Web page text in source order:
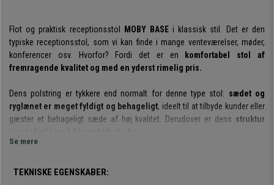
Flot og praktisk receptionsstol MOBY BASEi klassisk stil. Det er den
typiske receptionsstol, som vi kan finde i mange venteværelser, møder,
konferencer osv. Hvorfor? Fordi det er en
komfortabel stol af
fremragende kvalitet og med en yderst rimelig pris.
Dens polstring er tykkere end normalt for denne type stol: sædet og
ryglænet er meget fyldigt og behageligt, ideelt til at tilbyde kunder eller
gæster et behageligt sæde af høj kvalitet. Derudover er dens struktur
Det er værd at nævne den
presset ind i en tæt form, så hvert enkelt stykke har den nøjagtige form
Se mere
TEKNISKE EGENSKABER: